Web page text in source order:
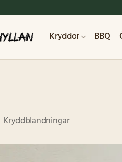
Kryddor BBQ
Kryddblandningar